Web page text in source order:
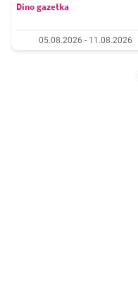
Dino gazetka
05.08.2026 - 11.08.2026